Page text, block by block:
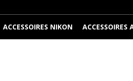
ACCESSOIRES NIKON ACCESSOIRES